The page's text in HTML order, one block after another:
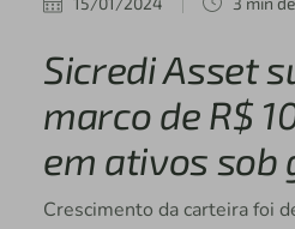
Sicredi Asset
marco de R$
em ativos sob
Crescimento da carteira foi